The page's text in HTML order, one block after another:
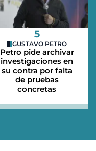
5
GUSTAVO PETRO
Petro pide archivar
investigaciones en
su contra por falta
de pruebas
concretas